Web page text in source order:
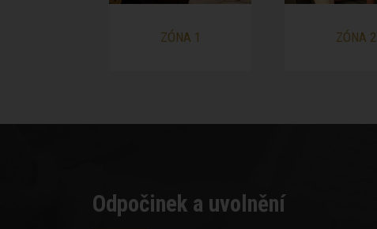
ZÓNA 1 ZÓNA 2
Odpočinek a uvolnění